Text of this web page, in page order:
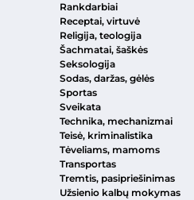
Rankdarbiai
Receptai, virtuvė
Religija, teologija
Šachmatai, šaškės
Seksologija
Sodas, daržas, gėlės
Sportas
Sveikata
Technika, mechanizmai
Teisė, kriminalistika
Tėveliams, mamoms
Transportas
Tremtis, pasipriešinimas
Užsienio kalbų mokymas